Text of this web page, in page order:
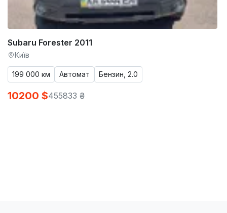
Subaru Forester 2011
Київ
199 000 км Автомат Бензин, 2.0
10200 $455833 ₴